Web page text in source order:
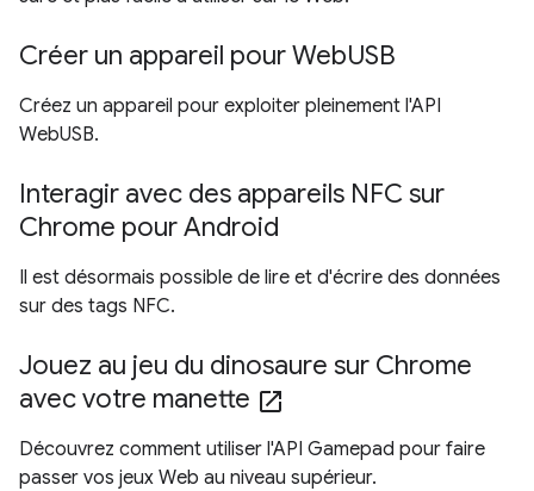
Créer un appareil pour WebUSB
Créez un appareil pour exploiter pleinement l'API
WebUSB.
Interagir avec des appareils NFC sur
Chrome pour Android
Il est désormais possible de lire et d'écrire des données
sur des tags NFC.
Jouez au jeu du dinosaure sur Chrome
avec votre manette open_in_new
Découvrez comment utiliser l'API Gamepad pour faire
passer vos jeux Web au niveau supérieur.